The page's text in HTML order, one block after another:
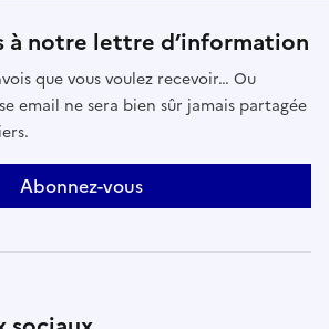
à notre lettre d’information
que vous voulez recevoir… Ou
email ne sera bien sûr jamais partagée
Abonnez-vous